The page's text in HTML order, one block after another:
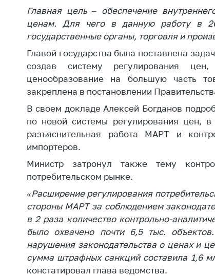
Международное
сотрудничество
Применение мер
нетарифного
регулирования
Биржевая торговля
Выставочная
деятельность в
Республике
Беларусь
Защита
персональных
данных
Новости
и
Главная цель – обеспечение
ценам. Для чего в данную работу в
государственныеорганы, торговля и
Главой государства была поставлена
создав систему регулирования
ценообразование на большую часть
закреплена в постановлении
В своем докладе Алексей Богданов
по новой системы регулирования цен, в
разъяснительная работа МАРТ и
импортеров.
Министр затронул также тему
потребительском рынке.
«Расширение регулирования
стороны МАРТ за соблюдением
в 2 раза количество контрольно-
было охвачено почти 6,5 тыс.
нарушения законодательства о ценах и
сумма штрафных санкций составила 1,6
констатировал глава ведомства.